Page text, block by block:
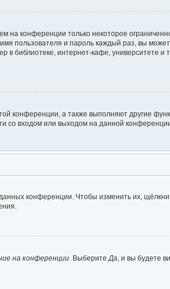
на конференции только некоторое
пользователя и пароль каждый раз, вы
библиотеке, интернет-кафе, университете и
конференции, а также выполняют другие
со входом или выходом на данной
конференции. Чтобы изменить их,
на конференции . Выберите Да , и вы будете